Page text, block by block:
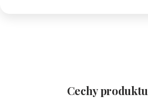
Cechy produktu